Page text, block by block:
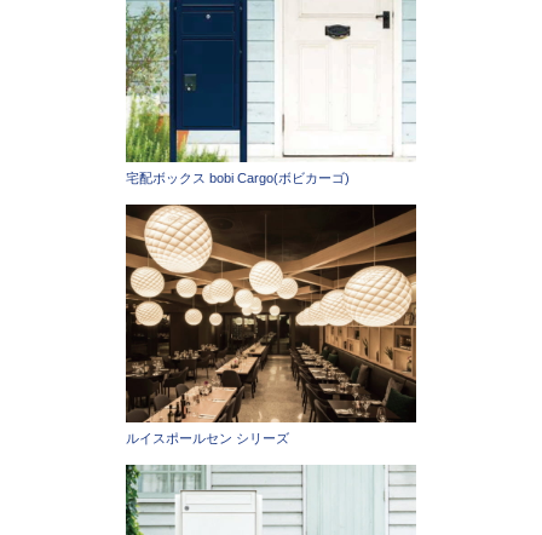
宅配ボックス bobi Cargo(ボビカーゴ)
ルイスポールセン シリーズ